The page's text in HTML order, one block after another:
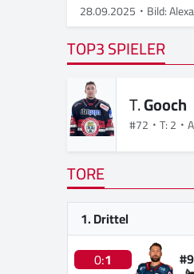
28.09.2025 Bild:
TOP3 SPIELER
T.Gooch
#72 T: 2
TORE
1. Drittel
0:1